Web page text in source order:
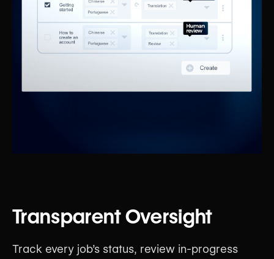
Transparent Oversight
Track every job’s status, review in-progress